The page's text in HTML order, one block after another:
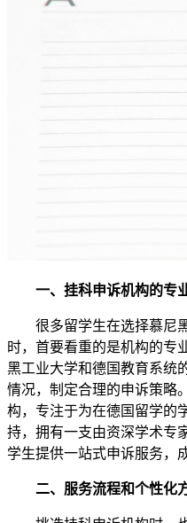
一、挂科申诉机构的专
很多留学生在选择慕尼黑
时，首要看重的是机构的专
黑工业大学和德国教育系统
情况，制定合理的申诉策略
构，专注于为在德国留学的
持，拥有一支由资深学术专
学生提供一站式申诉服务，
二、服务流程和个性化